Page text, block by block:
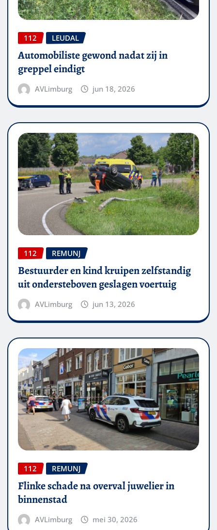
112 LEUDAL
Automobiliste gewond nadat zij in
greppel eindigt
AVLimburg jun 18, 2026
112 REMUNJ
Bestuurder en kind kruipen zelfstandig
uit ondersteboven geslagen voertuig
AVLimburg jun 13, 2026
112 REMUNJ
Flinke schade na overval juwelier in
binnenstad
AVLimburg mei 30, 2026